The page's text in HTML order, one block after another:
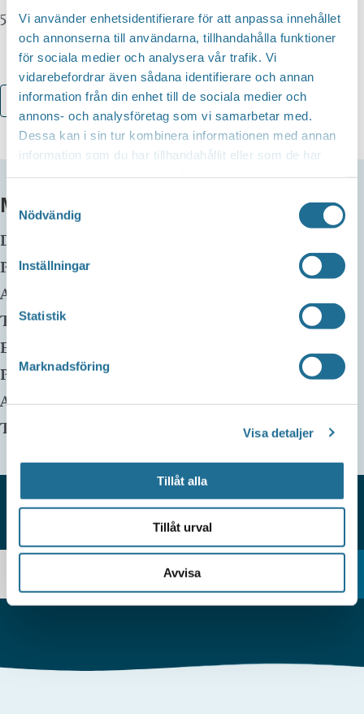
Vi använder enhetsidentifierare för att anpassa innehållet
och annonserna till användarna, tillhandahålla funktioner
för sociala medier och analysera vår trafik. Vi
vidarebefordrar även sådana identifierare och annan
information från din enhet till de sociala medier och
annons- och analysföretag som vi samarbetar med.
Dessa kan i sin tur kombinera informationen med annan
information som du har tillhandahållit eller som de har
Samtyckesval
Nödvändig
Inställningar
Statistik
Marknadsföring
Visa detaljer
Tillåt alla
Tillåt urval
Avvisa
51 00.
Lägg till i kalender
MER INFO
Datum:
Plats:Motala huvudbibliotek
Adress:
Telefon:
E-mail:
Pris:Gratis
Arrangör:
Telefonnummer arrangör:
HITTAR DU INTE VAD DU SÖKER?